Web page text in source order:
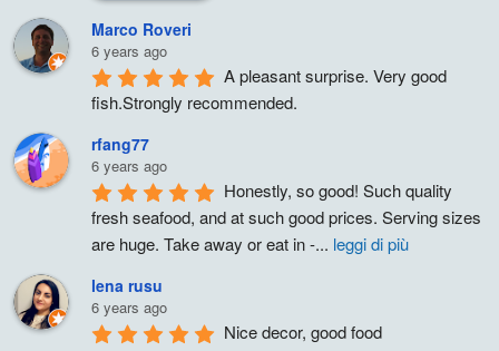
Marco Roveri
6 years ago
A pleasant surprise. Very good
fish.Strongly recommended.
rfang77
6 years ago
Honestly, so good! Such quality
fresh seafood, and at such good prices. Serving sizes
are huge. Take away or eat in -... leggi di più
lena rusu
6 years ago
Nice decor, good food